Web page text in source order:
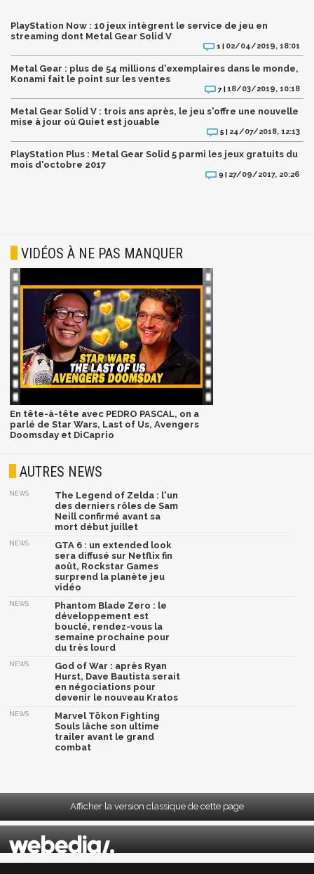
PlayStation Now : 10 jeux intègrent le service de jeu en
streaming dont Metal Gear Solid V
1 | 02/04/2019, 18:01
Metal Gear : plus de 54 millions d'exemplaires dans le monde,
Konami fait le point sur les ventes
7 | 18/03/2019, 10:18
Metal Gear Solid V : trois ans après, le jeu s'offre une nouvelle
mise à jour où Quiet est jouable
5 | 24/07/2018, 12:13
PlayStation Plus : Metal Gear Solid 5 parmi les jeux gratuits du
mois d'octobre 2017
9 | 27/09/2017, 20:26
VIDÉOS À NE PAS MANQUER
En tête-à-tête avec PEDRO PASCAL, on a
parlé de Star Wars, Last of Us, Avengers
Doomsday et DiCaprio
AUTRES NEWS
NEWS
The Legend of Zelda : l'un
des derniers rôles de Sam
Neill confirmé avant sa
mort début juillet
NEWS
GTA 6 : un extended look
sera diffusé sur Netflix fin
août, Rockstar Games
surprend la planète jeu
vidéo
NEWS
Phantom Blade Zero : le
développement est
bouclé, rendez-vous la
semaine prochaine pour
du très lourd
NEWS
God of War : après Ryan
Hurst, Dave Bautista serait
en négociations pour
devenir le nouveau Kratos
NEWS
Marvel Tōkon Fighting
Souls lâche son ultime
trailer avant le grand
combat
Afficher la version classique de cette page